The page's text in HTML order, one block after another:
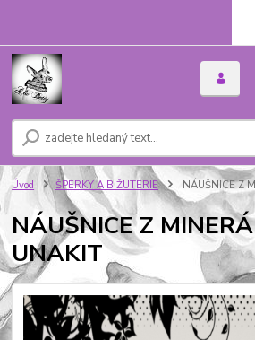
Úvod ŠPERKY A BIŽUTERIE NÁUŠNICE Z
NÁUŠNICE Z
UNAKIT